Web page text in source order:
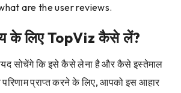
are the user reviews.
के लिए TopViz कैसे लें?
सोचेंगे कि इसे कैसे लेना है और कैसे इस्तेमाल
परिणाम प्राप्त करने के लिए, आपको इस आहार